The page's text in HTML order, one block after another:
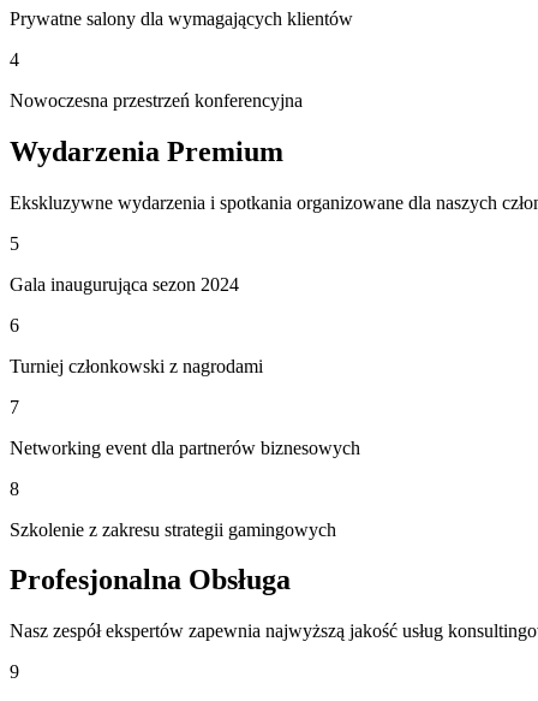
Prywatne salony dla wymagających klientów
4
Nowoczesna przestrzeń konferencyjna
Wydarzenia Premium
Ekskluzywne wydarzenia i spotkania organizowane dla naszych
5
Gala inaugurująca sezon 2024
6
Turniej członkowski z nagrodami
7
Networking event dla partnerów biznesowych
8
Szkolenie z zakresu strategii gamingowych
Profesjonalna Obsługa
Nasz zespół ekspertów zapewnia najwyższą jakość usług
9